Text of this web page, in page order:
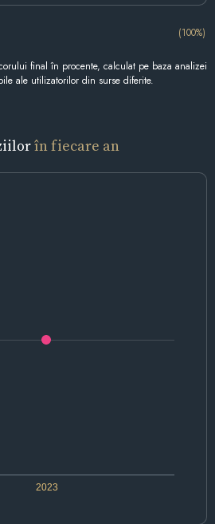
(100%)
final în procente, calculat pe baza analizei
ale utilizatorilor din surse diferite.
în fiecare an
2023